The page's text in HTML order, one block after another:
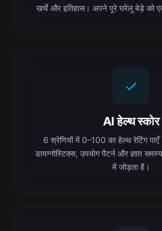
खर्चे और इतिहास। अपने पूरे घरेलू बेड़े को
AI हेल्थ स्कोर
6 श्रेणियों में 0–100 का हेल्थ रेटिंग
डायग्नोस्टिक्स, उपयोग पैटर्न और ज्ञात
में जोड़ता है।